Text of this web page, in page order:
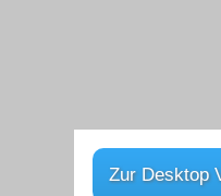
Zur Desktop